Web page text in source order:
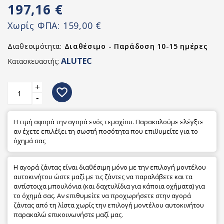
197,16 €
Χωρίς ΦΠΑ: 159,00 €
Διαθεσιμότητα: Διαθέσιμο - Παράδοση 10-15 ημέρες
Κατασκευαστής: ALUTEC
+
-
favorite_border
Η τιμή αφορά την αγορά ενός τεμαχίου. Παρακαλούμε ελέγξτε
αν έχετε επιλέξει τη σωστή ποσότητα που επιθυμείτε για το
όχημά σας
Η αγορά ζάντας είναι διαθέσιμη μόνο με την επιλογή μοντέλου
αυτοκινήτου ώστε μαζί με τις ζάντες να παραλάβετε και τα
αντίστοιχα μπουλόνια (και δαχτυλίδια για κάποια οχήματα) για
το όχημά σας. Αν επιθυμείτε να προχωρήσετε στην αγορά
ζάντας από τη λίστα χωρίς την επιλογή μοντέλου αυτοκινήτου
παρακαλώ επικοινωνήστε μαζί μας.